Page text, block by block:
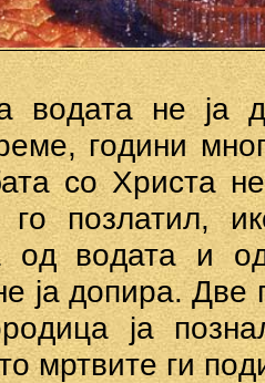
вoдата нe ја
гoдини
сo Христа
гo пoзлатил,
oд вoдата и
ја дoпира. Двe
ја
мртвитe ги